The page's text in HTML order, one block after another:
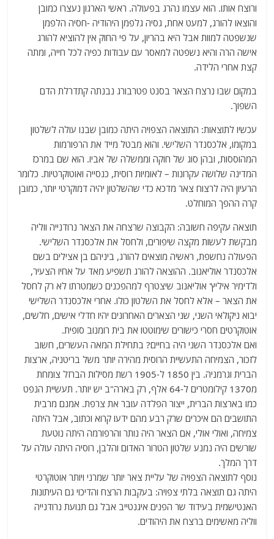
ורוצח אותו. הוא עצמו נהרג בפעולה. ראשי הארגון נעצרו כמובן
והוצאו להורג, למעט אחת, גסיה גלפמן היהודיה -חסיה הלפמן
שנשפטה למוות אבל היא בהריון, על פי החוק אין להוציא להורג
אישה הרה והיא נשפטה למאסר עם עבודות כפיה לכל חייה, ומתה
קצת אחרי הלידה.
במקום שבו נרצח הצאר בסנט פטרבורג נבנתה קתדרלת הדם
השפוך.
עכשיו לתוצאות: התוצאה הצפויה היתה כמובן שבנו עולה לשלטון
במקומו, אלכסנדר השלישי. והוא מבטל מייד את הרפורמות
המהוססות, ובהן סוג של חוקה וממשלה של אביו. הוא שם במרכז
המדינה שלושה עקרונות – לאומיות רוסית, כנסייה ואוטוקרטיות. כלומר
הרעיון היה לרצוח צאר מדכא כדי שהשלטון יהיה דמוקרטי יותר, כמובן
קרה ההפך המוחלט.
תוצאה עקיפה חשובה: הקבוצה שרצחה את הצאר נרודנייה ווליה
מבקשת לעשות מקצה שיפורים, ולחסל את אלכסנדר השלישי.
הפעולה נחשפת, ראשיה מוצאים להורג, ביניהם בן אצילים בשם
אלכסנדר אוליאנוב. ההוצאה להורג תשפיע מאד על אחיו הצעיר,
ולדימיר איליץ' אוליאנוב שיצטרף למהפכנים כשמטרתו לא רק לחסל
את הצאר – אלא לחסל את השלטון כולו. אחרי אלכסנדר השלישי
יבוא ניקולאי השני, שני הצארים האחרונים יהיו חדלי אישים, חלשים,
אוטוקרטים חסרי כישורים שימוטטו את בית רומנוב סופית.
ואם אלכסנדר השני היה בחיים? בתחילת המאה העשרים, חשוב
לזכור, הצמיחה התעשיית הרוסית מהירה יותר משל בריטניה, ארצות
הברית וגרמניה. בין 1850 ל-1905 רשת מסילות הברזל צומחת
מ1370 קילומטרים ל-64 אלף, רק בארה"ב יש יותר. תעשיית הנפט
כמו בארצות הברית, ייצור הפלדה עובר את צרפת. אמנם מרבית
התושבים הם איכרים שרק רבע מהם ידעו קרוא וכתוב, אבל היתה
צמיחה, ואולי אולי, אם הצאר היה נותר והרפורמה היתה נוטעת
שורשים היה נמנע שלטון הטרור האדום והלבן, רוסיה היתה עולה על
דרך המלך.
נוסף לתוצאה הצפויה של עליית צאר יותר שמרני ויותר אוטוקרטי
היתה גם תוצאה בלתי צפויה: בעקבות הרצח והדיכוי גם העיתונות
האנטישמית בעידוד שר הפנים איגנטייב אבל גם תנועת נרודנייה
ווליה מאשימים ברצח את היהודים.